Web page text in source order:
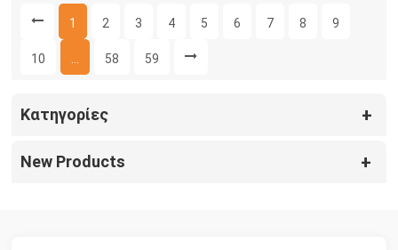
1 2 3 4 5 6 7 8 9
10 58 59
Κατηγορίες
New Products